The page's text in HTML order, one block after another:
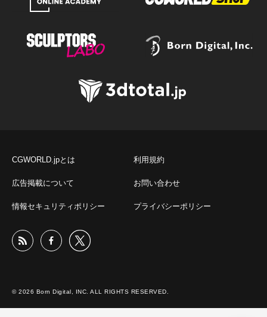
CGWORLD.jpとは 利用規約
広告掲載について お問い合わせ
情報セキュリティポリシー プライバシーポリシー
© 2026 Born Digital, INC. ALL RIGHTS RESERVED.